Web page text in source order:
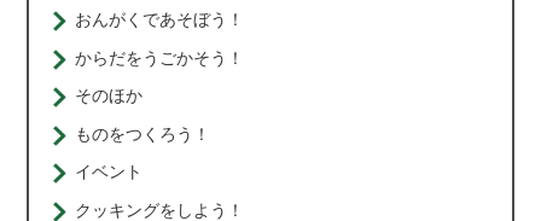
おんがくであそぼう！
からだをうごかそう！
そのほか
ものをつくろう！
イベント
クッキングをしよう！